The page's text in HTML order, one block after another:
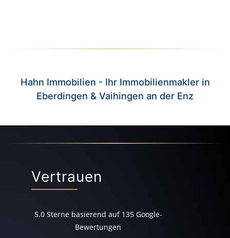
Hahn Immobilien - Ihr Immobilienmakler in
Eberdingen & Vaihingen an der Enz
Vertrauen
5.0Sterne basierend auf 135 Google-
Bewertungen